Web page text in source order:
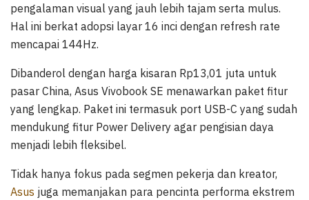
pengalaman visual yang jauh lebih tajam serta mulus.
Hal ini berkat adopsi layar 16 inci dengan refresh rate
mencapai 144Hz.
Dibanderol dengan harga kisaran Rp13,01 juta untuk
pasar China, Asus Vivobook SE menawarkan paket fitur
yang lengkap. Paket ini termasuk port USB-C yang sudah
mendukung fitur Power Delivery agar pengisian daya
menjadi lebih fleksibel.
Tidak hanya fokus pada segmen pekerja dan kreator,
Asus juga memanjakan para pencinta performa ekstrem